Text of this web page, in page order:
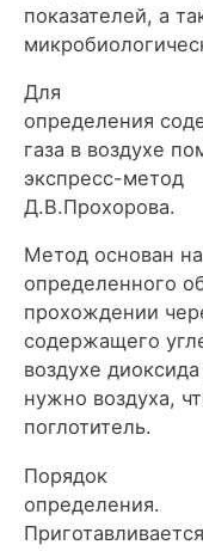
показателей, а
Для
определения
газа в воздухе
экспресс-метод
Д.В.Прохорова.
Метод основан
определенного
прохождении
содержащего
воздухе
нужно воздуха,
поглотитель.
Порядок
определения.